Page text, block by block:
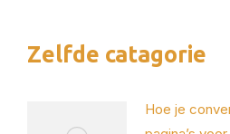
Zelfde catagorie
Hoe je